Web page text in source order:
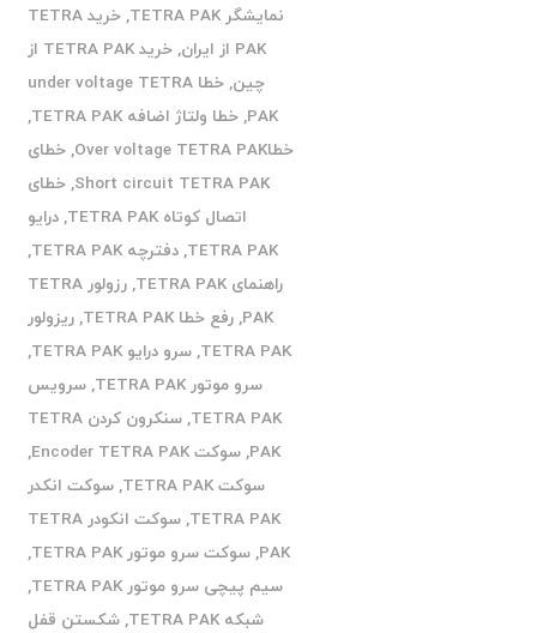
نمایشگر TETRA PAK ,
خرید TETRA
PAK از ایران
,
خرید TETRA PAK از
چین,
خطا under voltage TETRA
PAK
,خطا ولتاژ اضافه TETRA PAK
,
خطاOver voltage TETRA PAK
,خطای
Short circuit TETRA PAK
,خطای
اتصال کوتاه TETRA PAK
,درایو
TETRA PAK
,دفترچه TETRA PAK
,
راهنمای TETRA PAK
,
رزولور TETRA
PAK
,رفع خطا TETRA PAK ,ریزولور
TETRA PAK
,سرو درایو TETRA PAK
,
سرو موتور TETRA PAK
,سرویس
TETRA PAK
,
سنکرون کردن TETRA
PAK
,سوکت Encoder TETRA PAK
,
سوکت TETRA PAK
,سوکت انکدر
TETRA PAK
,
سوکت انکودر TETRA
PAK
,سوکت سرو موتور TETRA PAK
,
سیم پیچی سرو موتور TETRA PAK
,
شبکه TETRA PAK
,شکستن قفل